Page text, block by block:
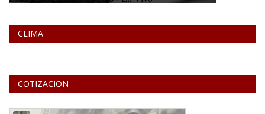
CLIMA
COTIZACION